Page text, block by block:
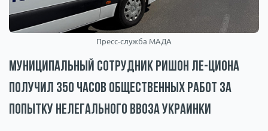
Пресс-служба МАДА
Муниципальный сотрудник Ришон ле-Циона
получил 350 часов общественных работ за
попытку нелегального ввоза украинки